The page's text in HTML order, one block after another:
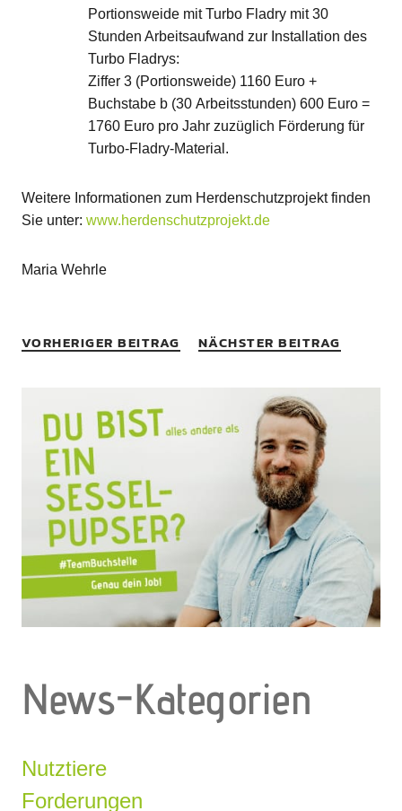
Portionsweide mit Turbo Fladry mit 30
Stunden Arbeitsaufwand zur Installation des
Turbo Fladrys:
Ziffer 3 (Portionsweide) 1160 Euro +
Buchstabe b (30 Arbeitsstunden) 600 Euro =
1760 Euro pro Jahr zuzüglich Förderung für
Turbo-Fladry-Material.
Weitere Informationen zum Herdenschutzprojekt finden
Sie unter: www.herdenschutzprojekt.de
Maria Wehrle
VORHERIGER BEITRAG NÄCHSTER BEITRAG
News-Kategorien
Nutztiere
Forderungen